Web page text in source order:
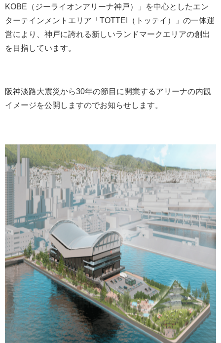
KOBE（ジーライオンアリーナ神戸）」を中心としたエン
ターテインメントエリア「TOTTEI（トッテイ）」の一体運
営により、神戸に誇れる新しいランドマークエリアの創出
を目指しています。
阪神淡路大震災から30年の節目に開業するアリーナの内観
イメージを公開しますのでお知らせします。